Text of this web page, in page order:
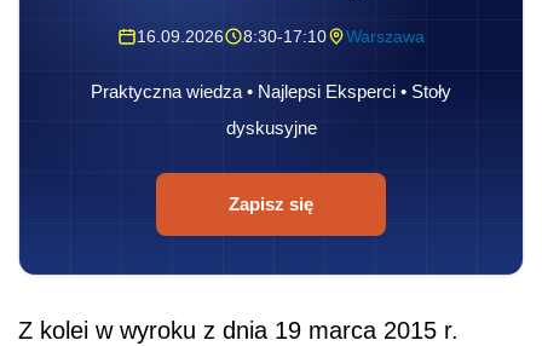
16.09.2026 8:30-17:10 Warszawa
Praktyczna wiedza • Najlepsi Eksperci • Stoły
dyskusyjne
Zapisz się
Z kolei w wyroku z dnia 19 marca 2015 r.